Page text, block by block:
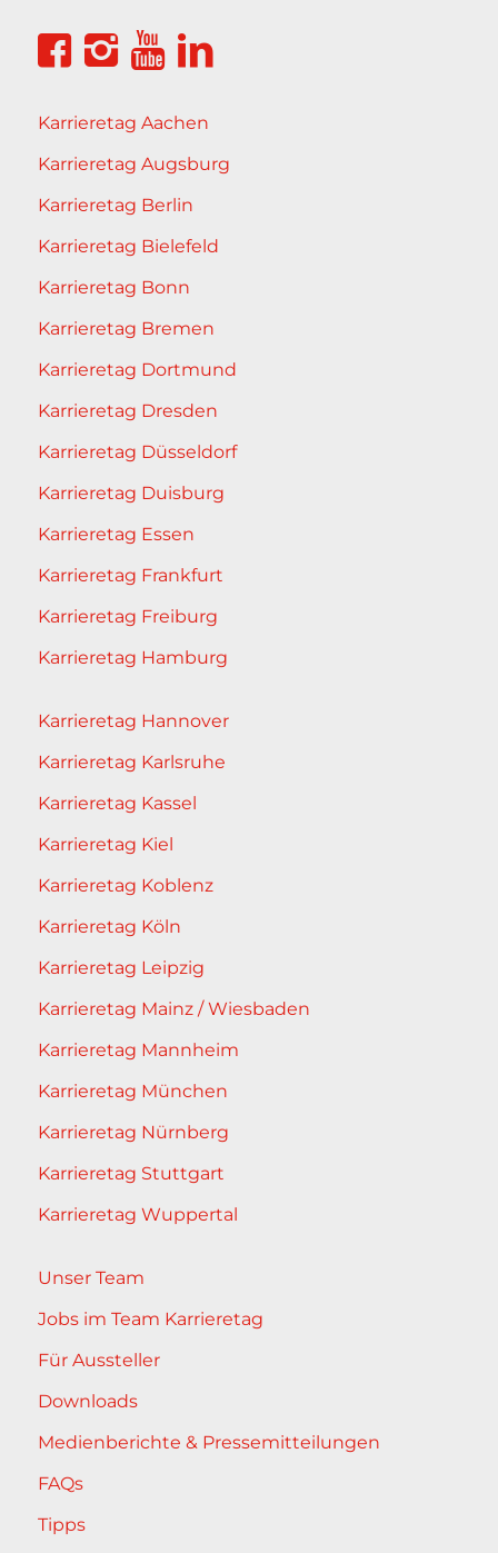
Karrieretag Aachen
Karrieretag Augsburg
Karrieretag Berlin
Karrieretag Bielefeld
Karrieretag Bonn
Karrieretag Bremen
Karrieretag Dortmund
Karrieretag Dresden
Karrieretag Düsseldorf
Karrieretag Duisburg
Karrieretag Essen
Karrieretag Frankfurt
Karrieretag Freiburg
Karrieretag Hamburg
Karrieretag Hannover
Karrieretag Karlsruhe
Karrieretag Kassel
Karrieretag Kiel
Karrieretag Koblenz
Karrieretag Köln
Karrieretag Leipzig
Karrieretag Mainz / Wiesbaden
Karrieretag Mannheim
Karrieretag München
Karrieretag Nürnberg
Karrieretag Stuttgart
Karrieretag Wuppertal
Unser Team
Jobs im Team Karrieretag
Für Aussteller
Downloads
Medienberichte & Pressemitteilungen
FAQs
Tipps